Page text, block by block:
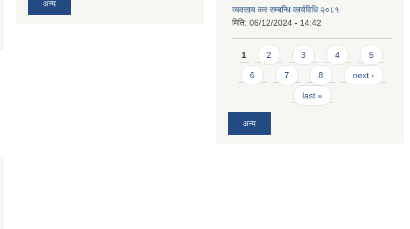
अन्य
व्यवसाय कर सम्बन्धि कार्यविधि २०८१
मिति: 06/12/2024 - 14:42
Pages
1 2 3 4 5
6 7 8 next ›
last »
अन्य